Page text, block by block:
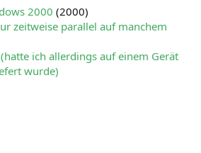
2000 (2000)
zeitweise parallel auf manchem
(hatte ich allerdings auf einem Gerät
wurde)